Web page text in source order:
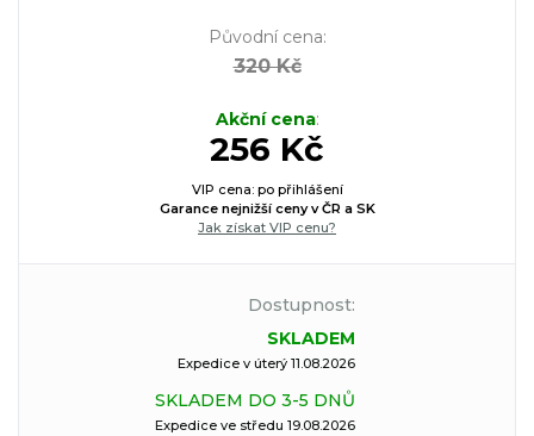
Původní cena:
320 Kč
Akční cena:
256 Kč
VIP cena: po přihlášení
Garance nejnižší ceny v ČR a SK
Jak získat VIP cenu?
Dostupnost:
SKLADEM
Expedice v úterý 11.08.2026
SKLADEM DO 3-5 DNŮ
Expedice ve středu 19.08.2026